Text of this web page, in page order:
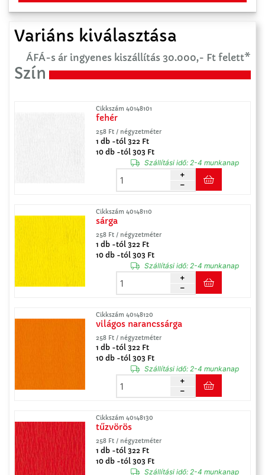
Variáns kiválasztása
ÁFÁ-s ár ingyenes kiszállítás 30.000,- Ft felett*
Szín
Cikkszám 40148101
fehér
258 Ft / négyzetméter
1 db -tól 322 Ft
10 db -tól 303 Ft
Szállítási idő:2-4 munkanap
Cikkszám 40148110
sárga
258 Ft / négyzetméter
1 db -tól 322 Ft
10 db -tól 303 Ft
Szállítási idő:2-4 munkanap
Cikkszám 40148120
világos narancssárga
258 Ft / négyzetméter
1 db -tól 322 Ft
10 db -tól 303 Ft
Szállítási idő:2-4 munkanap
Cikkszám 40148130
tűzvörös
258 Ft / négyzetméter
1 db -tól 322 Ft
10 db -tól 303 Ft
Szállítási idő:2-4 munkanap